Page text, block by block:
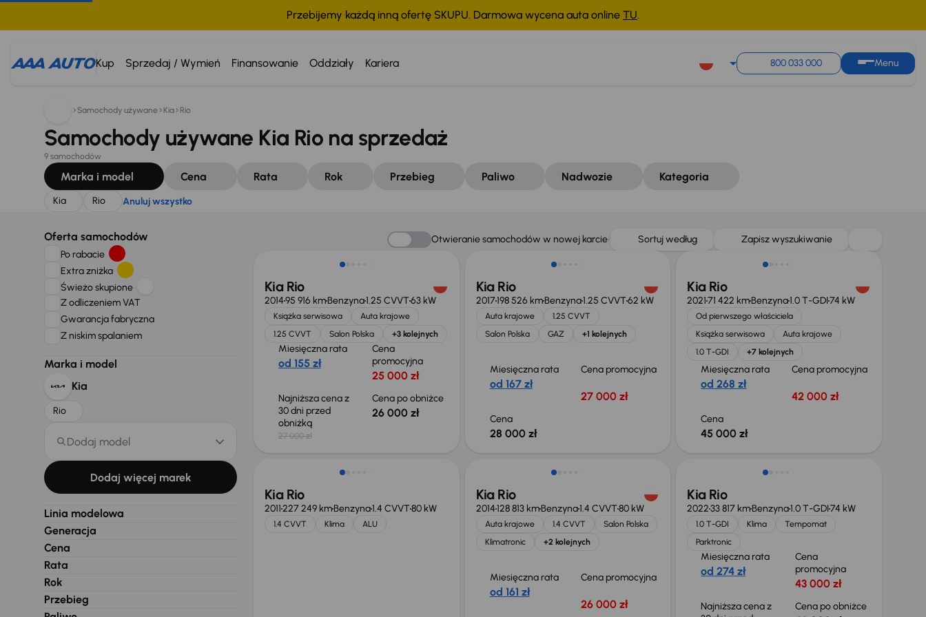
Przebijemy każdą inną ofertę SKUPU. Darmowa wycena auta online TU.
Kup Sprzedaj / Wymień Finansowanie Oddziały Kariera 800 033 000 Menu
Szukam: Anuluj wszystko
Samochody używane Kia Rio
Samochody używane Kia Rio na sprzedaż
9 samochodów
Marka i model Cena Rata Rok Przebieg Paliwo Nadwozie Kategoria
Kia Rio Anuluj wszystko
Oferta samochodów
Po rabacie
Extra zniżka
Świeżo skupione
Z odliczeniem VAT
Gwarancja fabryczna
Z niskim spalaniem
Marka i model
Kia
Rio
Dodaj model
Dodaj więcej marek
Linia modelowa
Generacja
Cena
Rata
Rok
Przebieg
Otwieranie samochodów w nowej karcie Sortuj według Zapisz wyszukiwanie
Kia Rio
201495 916 kmBenzyna1.25 CVVT63 kW
Książka serwisowa
Auta krajowe
1.25 CVVT
Salon Polska +3 kolejnych
Miesięczna rata
od 155 zł
Cena
promocyjna
25 000 zł
Najniższa cena z
30 dni przed
obniżką
27 000 zł
Cena po obniżce
26 000 zł
Kia Rio
2017198 526 kmBenzyna1.25 CVVT62 kW
Auta krajowe
1.25 CVVT
Salon Polska
GAZ +1 kolejnych
Miesięczna rata
od 167 zł
Cena promocyjna
27 000 zł
Cena
28 000 zł
Możliwość odliczenia VAT
Kia Rio
202171 422 kmBenzyna1.0 T-GDI74 kW
Od pierwszego właściciela
Książka serwisowa
Auta krajowe
1.0 T-GDI
+7 kolejnych
Miesięczna rata
od 268 zł
Cena promocyjna
42 000 zł
Cena
45 000 zł
Kia Rio
2011227 249 kmBenzyna1.4 CVVT80 kW
1.4 CVVT Klima ALU
Świeżo skupione
Kia Rio
2014128 813 kmBenzyna1.4 CVVT80 kW
Auta krajowe 1.4 CVVT
Salon Polska
Klimatronic
+2 kolejnych
Miesięczna rata
od 161 zł
Cena promocyjna
26 000 zł
Taniej o 500 zł
Kia Rio
202233 817 kmBenzyna1.0 T-GDI74 kW
1.0 T-GDI Klima
Tempomat
Parktronic
Miesięczna rata
od 274 zł
Cena
promocyjna
43 000 zł
Najniższa cena z
Cena po obniżce